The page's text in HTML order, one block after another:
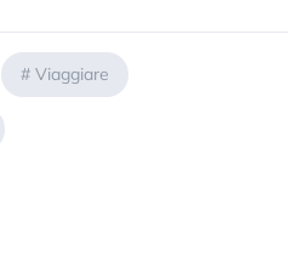
# Viaggiare